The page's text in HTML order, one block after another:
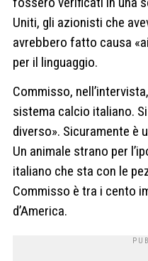
Uniti, gli azionisti che
avrebbero fatto causa
per il linguaggio.
Commisso,
sistema calcio italiano.
diverso». Sicuramente è
Un animale strano per
italiano che sta con le
Commisso è tra i cento
d’America.